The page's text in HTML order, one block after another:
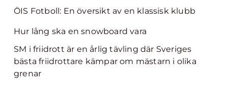
ÖIS Fotboll: En översikt av en klassisk klubb
Hur lång ska en snowboard vara
SM i friidrott är en årlig tävling där Sveriges
bästa friidrottare kämpar om mästarn i olika
grenar